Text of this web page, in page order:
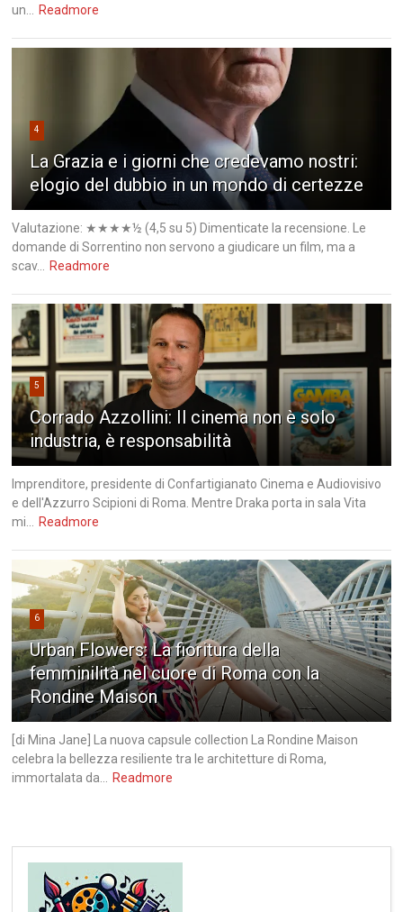
un... Readmore
4
La Grazia e i giorni che credevamo nostri:
elogio del dubbio in un mondo di certezze
Valutazione: ★★★★½ (4,5 su 5) Dimenticate la recensione. Le
domande di Sorrentino non servono a giudicare un film, ma a
scav... Readmore
5
Corrado Azzollini: Il cinema non è solo
industria, è responsabilità
Imprenditore, presidente di Confartigianato Cinema e Audiovisivo
e dell'Azzurro Scipioni di Roma. Mentre Draka porta in sala Vita
mi... Readmore
6
Urban Flowers: La fioritura della
femminilità nel cuore di Roma con la
Rondine Maison
[di Mina Jane] La nuova capsule collection La Rondine Maison
celebra la bellezza resiliente tra le architetture di Roma,
immortalata da... Readmore